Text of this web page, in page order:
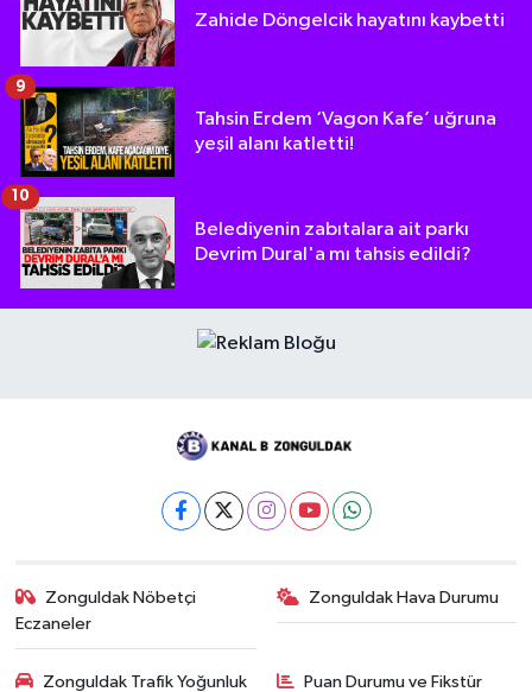
Zahide Döngelcik hayatını kaybetti
Tahsin Erdem ‘Vagon Kafe’ uğruna
yeşil alanı katletti!
9
Belediyenin zabıtalara ait parkı
Devrim Dural'a mı tahsis edildi?
10
Zonguldak Nöbetçi
Eczaneler
Zonguldak Hava Durumu
Zonguldak Trafik Yoğunluk
Puan Durumu ve Fikstür